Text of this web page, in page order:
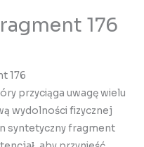
176
176
przyciąga uwagę wielu
wydolności fizycznej
syntetyczny fragment